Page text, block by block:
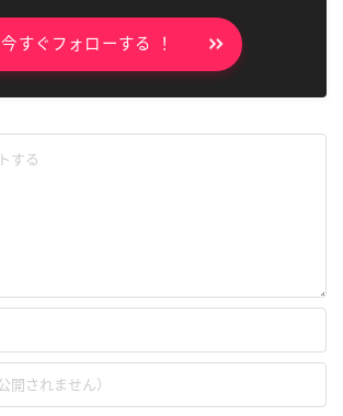
今すぐフォローする ！